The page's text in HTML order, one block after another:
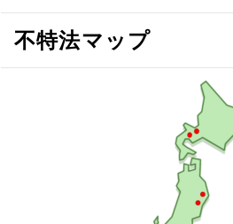
ン
不特法マップ